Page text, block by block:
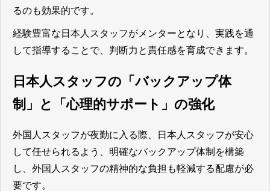
るのも効果的です。
経験豊富な日本人スタッフがメンターとなり、実践を通
して指導することで、判断力と責任感を育成できます。
日本人スタッフの「バックアップ体
制」と「心理的サポート」の強化
外国人スタッフが夜勤に入る際、日本人スタッフが安心
して任せられるよう、明確なバックアップ体制を構築
し、外国人スタッフの精神的な負担も軽減する配慮が必
要です。